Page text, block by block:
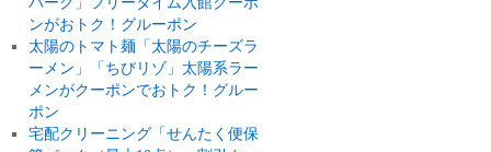
ンがおトク！グルーポン
太陽のトマト麺「太陽のチーズラ
ーメン」「ちびリゾ」太陽系ラー
メンがクーポンでおトク！グルー
ポン
宅配クリーニング「せんたく便保